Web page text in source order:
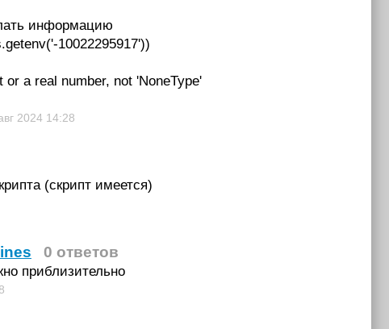
информацию
10022295917'))
a real number, not 'NoneType'
2024 14:28
(скрипт имеется)
0 ответов
приблизительно